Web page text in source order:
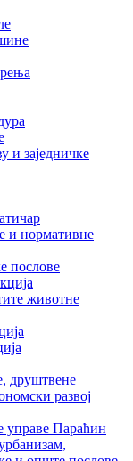
и заједничке
и нормативне
послове
животне
друштвене
развој
управе Параћин